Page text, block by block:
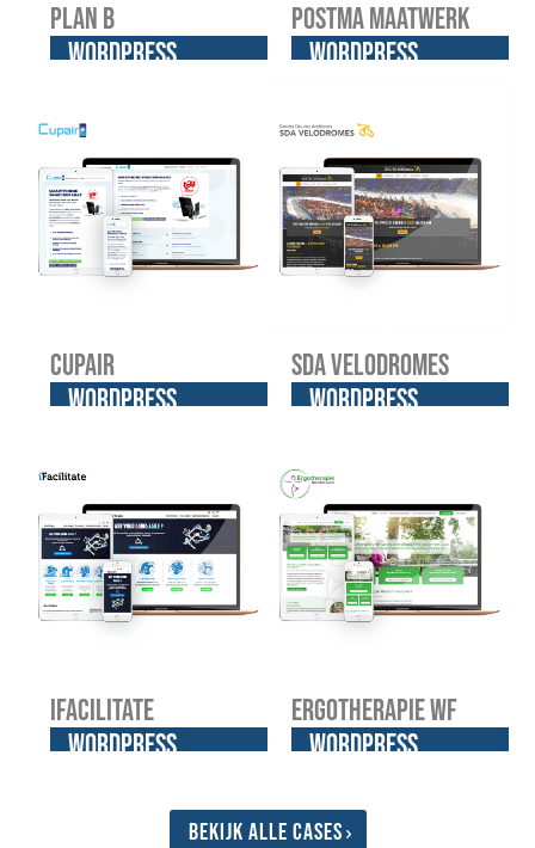
Plan B
WordPress
Postma Maatwerk
WordPress
Cupair
WordPress
SDA Velodromes
WordPress
iFacilitate
WordPress
Ergotherapie WF
WordPress
Bekijk alle cases